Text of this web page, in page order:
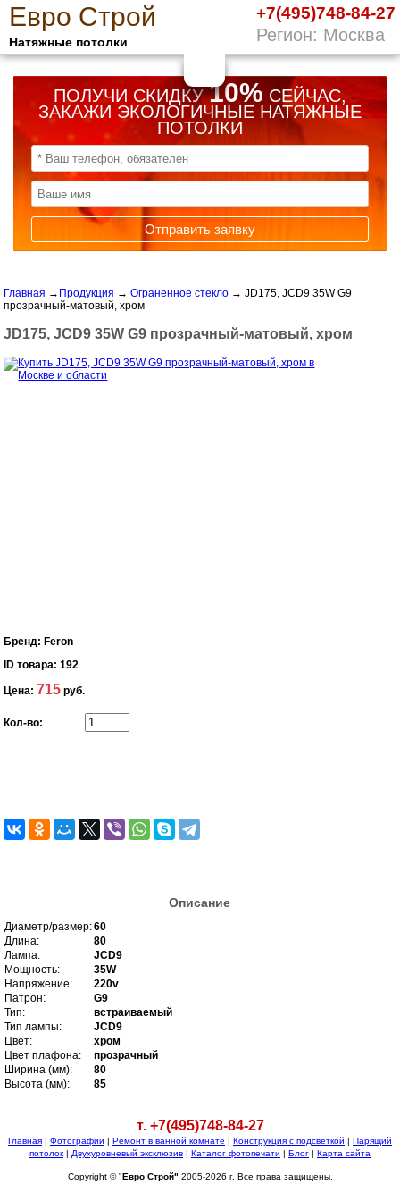
Евро Строй
Натяжные потолки
+7(495)748-84-27
Регион: Москва
ПОЛУЧИ СКИДКУ10% СЕЙЧАС,
ЗАКАЖИ ЭКОЛОГИЧНЫЕ НАТЯЖНЫЕ
ПОТОЛКИ
Отправить заявку
Главная → Продукция →Ограненное стекло →JD175, JCD9 35W G9
прозрачный-матовый, хром
JD175, JCD9 35W G9 прозрачный-матовый, хром
Бренд: Feron
ID товара: 192
Цена: 715 руб.
Кол-во:
Описание
Диаметр/размер:60
Длина:
80
Лампа:
JCD9
Мощность:
35W
Напряжение:
220v
Патрон:
G9
Тип:
встраиваемый
Тип лампы:
JCD9
Цвет:
хром
Цвет плафона:
прозрачный
Ширина (мм):
80
Высота (мм):
85
т. +7(495)748-84-27
Главная | Фотографии | Ремонт в ванной комнате | Конструкция с подсветкой | Парящий
потолок| Двухуровневый эксклюзив | Каталог фотопечати | Блог | Карта сайта
Copyright © "Евро Строй" 2005-2026 г. Все права защищены.